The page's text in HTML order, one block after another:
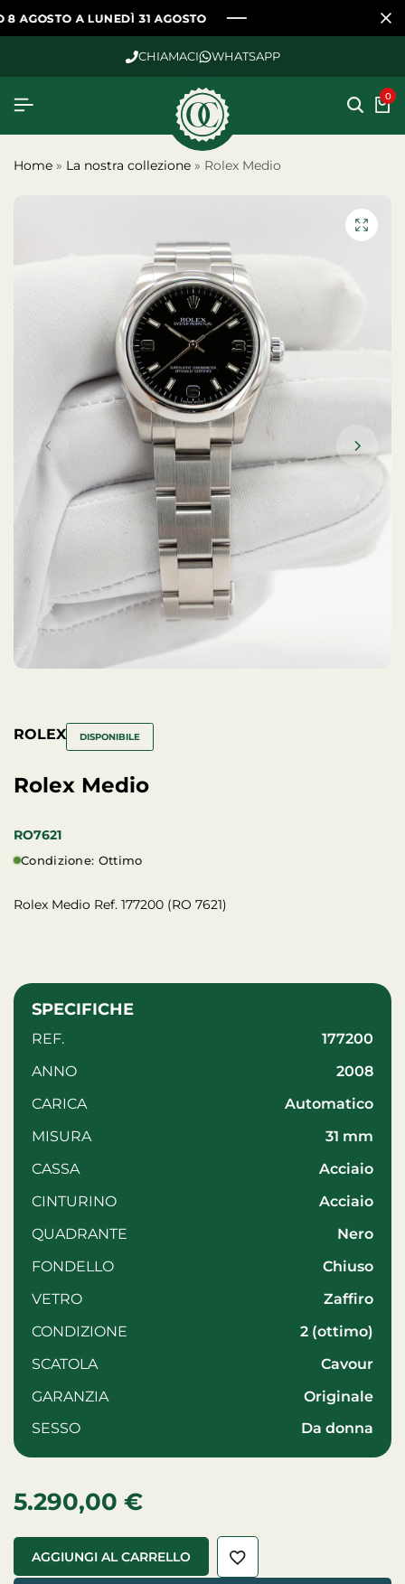
A LUNEDÌ 31 AGOSTO
A LUNEDÌ 31 AGOSTO
A LUNEDÌ 31 AGOSTO
CHIAMACI WHATSAPP
0
Home » La nostra collezione » Rolex Medio
ROLEX DISPONIBILE
Rolex Medio
RO7621
Condizione: Ottimo
Rolex Medio Ref. 177200 (RO 7621)
SPECIFICHE
REF.
177200
ANNO
2008
CARICA
automatico
MISURA
31 mm
CASSA
acciaio
CINTURINO
acciaio
QUADRANTE
Nero
FONDELLO
Chiuso
VETRO
zaffiro
CONDIZIONE
2 (ottimo)
SCATOLA
Cavour
GARANZIA
Originale
SESSO
da donna
5.290,00 €
AGGIUNGI AL CARRELLO